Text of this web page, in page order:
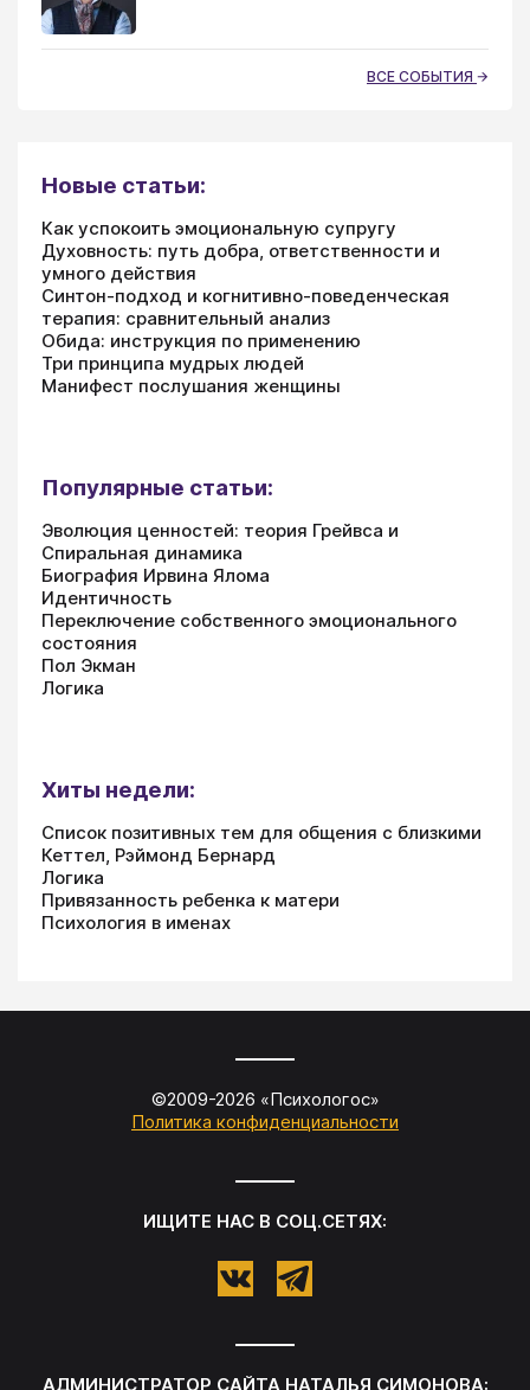
ВСЕ СОБЫТИЯ
Новые статьи:
Как успокоить эмоциональную супругу
Духовность: путь добра, ответственности и
умного действия
Синтон-подход и когнитивно-поведенческая
терапия: сравнительный анализ
Обида: инструкция по применению
Три принципа мудрых людей
Манифест послушания женщины
Популярные статьи:
Эволюция ценностей: теория Грейвса и
Спиральная динамика
Биография Ирвина Ялома
Идентичность
Переключение собственного эмоционального
состояния
Пол Экман
Логика
Хиты недели:
Список позитивных тем для общения с близкими
Кеттел, Рэймонд Бернард
Логика
Привязанность ребенка к матери
Психология в именах
©2009-2026 «Психологос»
Политика конфиденциальности
ИЩИТЕ НАС В СОЦ.СЕТЯХ:
АДМИНИСТРАТОР САЙТА НАТАЛЬЯ СИМОНОВА: